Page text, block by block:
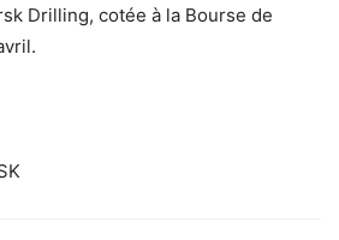
Drilling, cotée à la Bourse de